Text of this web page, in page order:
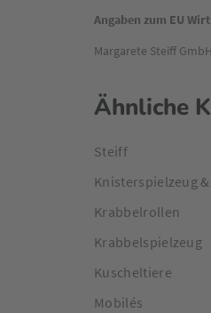
Angaben zum EU
Margarete Steiff
Ähnliche
Steiff
Knisterspielzeug
Krabbelrollen
Krabbelspielzeug
Kuscheltiere
Mobilés